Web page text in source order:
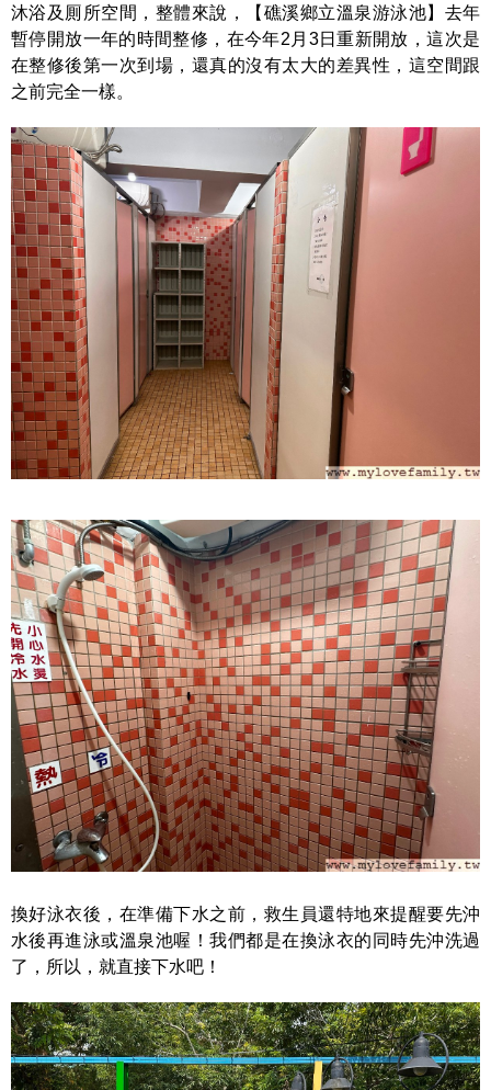
沐浴及厠所空間，整體來說，【礁溪鄉立溫泉游泳池】去年
暫停開放一年的時間整修，在今年2月3日重新開放，這次是
在整修後第一次到場，還真的沒有太大的差異性，這空間跟
之前完全一樣。
換好泳衣後，在準備下水之前，救生員還特地來提醒要先沖
水後再進泳或溫泉池喔！我們都是在換泳衣的同時先沖洗過
了，所以，就直接下水吧！